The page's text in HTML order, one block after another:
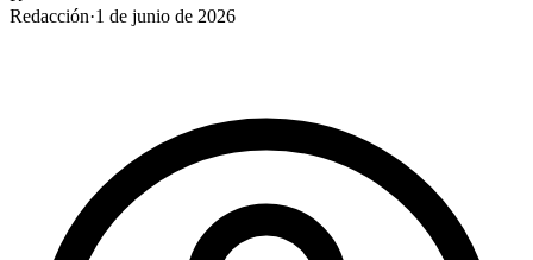
Redacción·1 de junio de 2026